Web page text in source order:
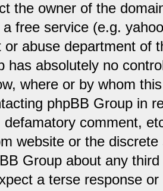
the owner of the
a free service (e.g.
or abuse department of
has absolutely no
where or by whom
phpBB Group in
defamatory comment,
website or the
Group about any
a terse response